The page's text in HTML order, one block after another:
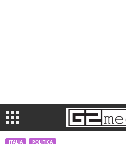
ITALIA POLITICA